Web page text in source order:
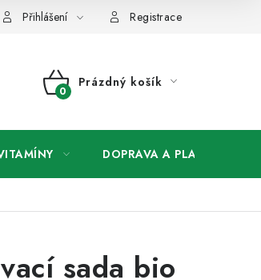
Přihlášení Registrace
NÁKUPNÍ
Prázdný košík
DOPRAVA A PLATBA
sada bio